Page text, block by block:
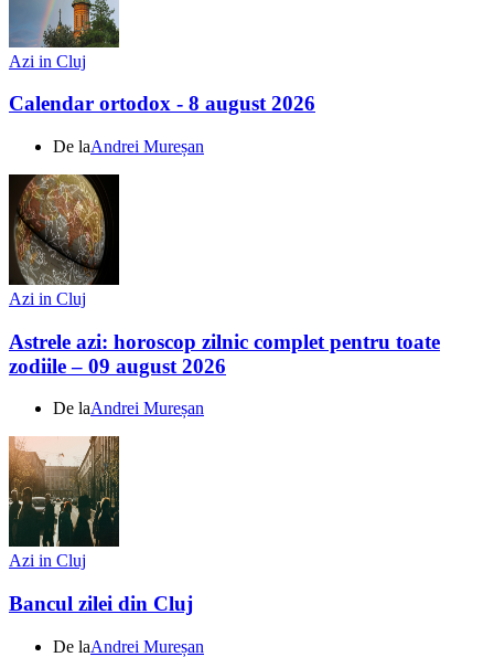
Azi in Cluj
Calendar ortodox - 8 august 2026
De laAndrei Mureșan
Azi in Cluj
Astrele azi: horoscop zilnic complet pentru toate
zodiile – 09 august 2026
De laAndrei Mureșan
Azi in Cluj
Bancul zilei din Cluj
De laAndrei Mureșan